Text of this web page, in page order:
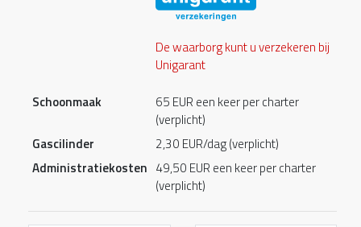
De waarborg kunt u verzekeren bij
Unigarant
Schoonmaak
65 EUR een keer per charter
(verplicht)
Gascilinder
2,30 EUR/dag (verplicht)
Administratiekosten 49,50 EUR een keer per charter
(verplicht)